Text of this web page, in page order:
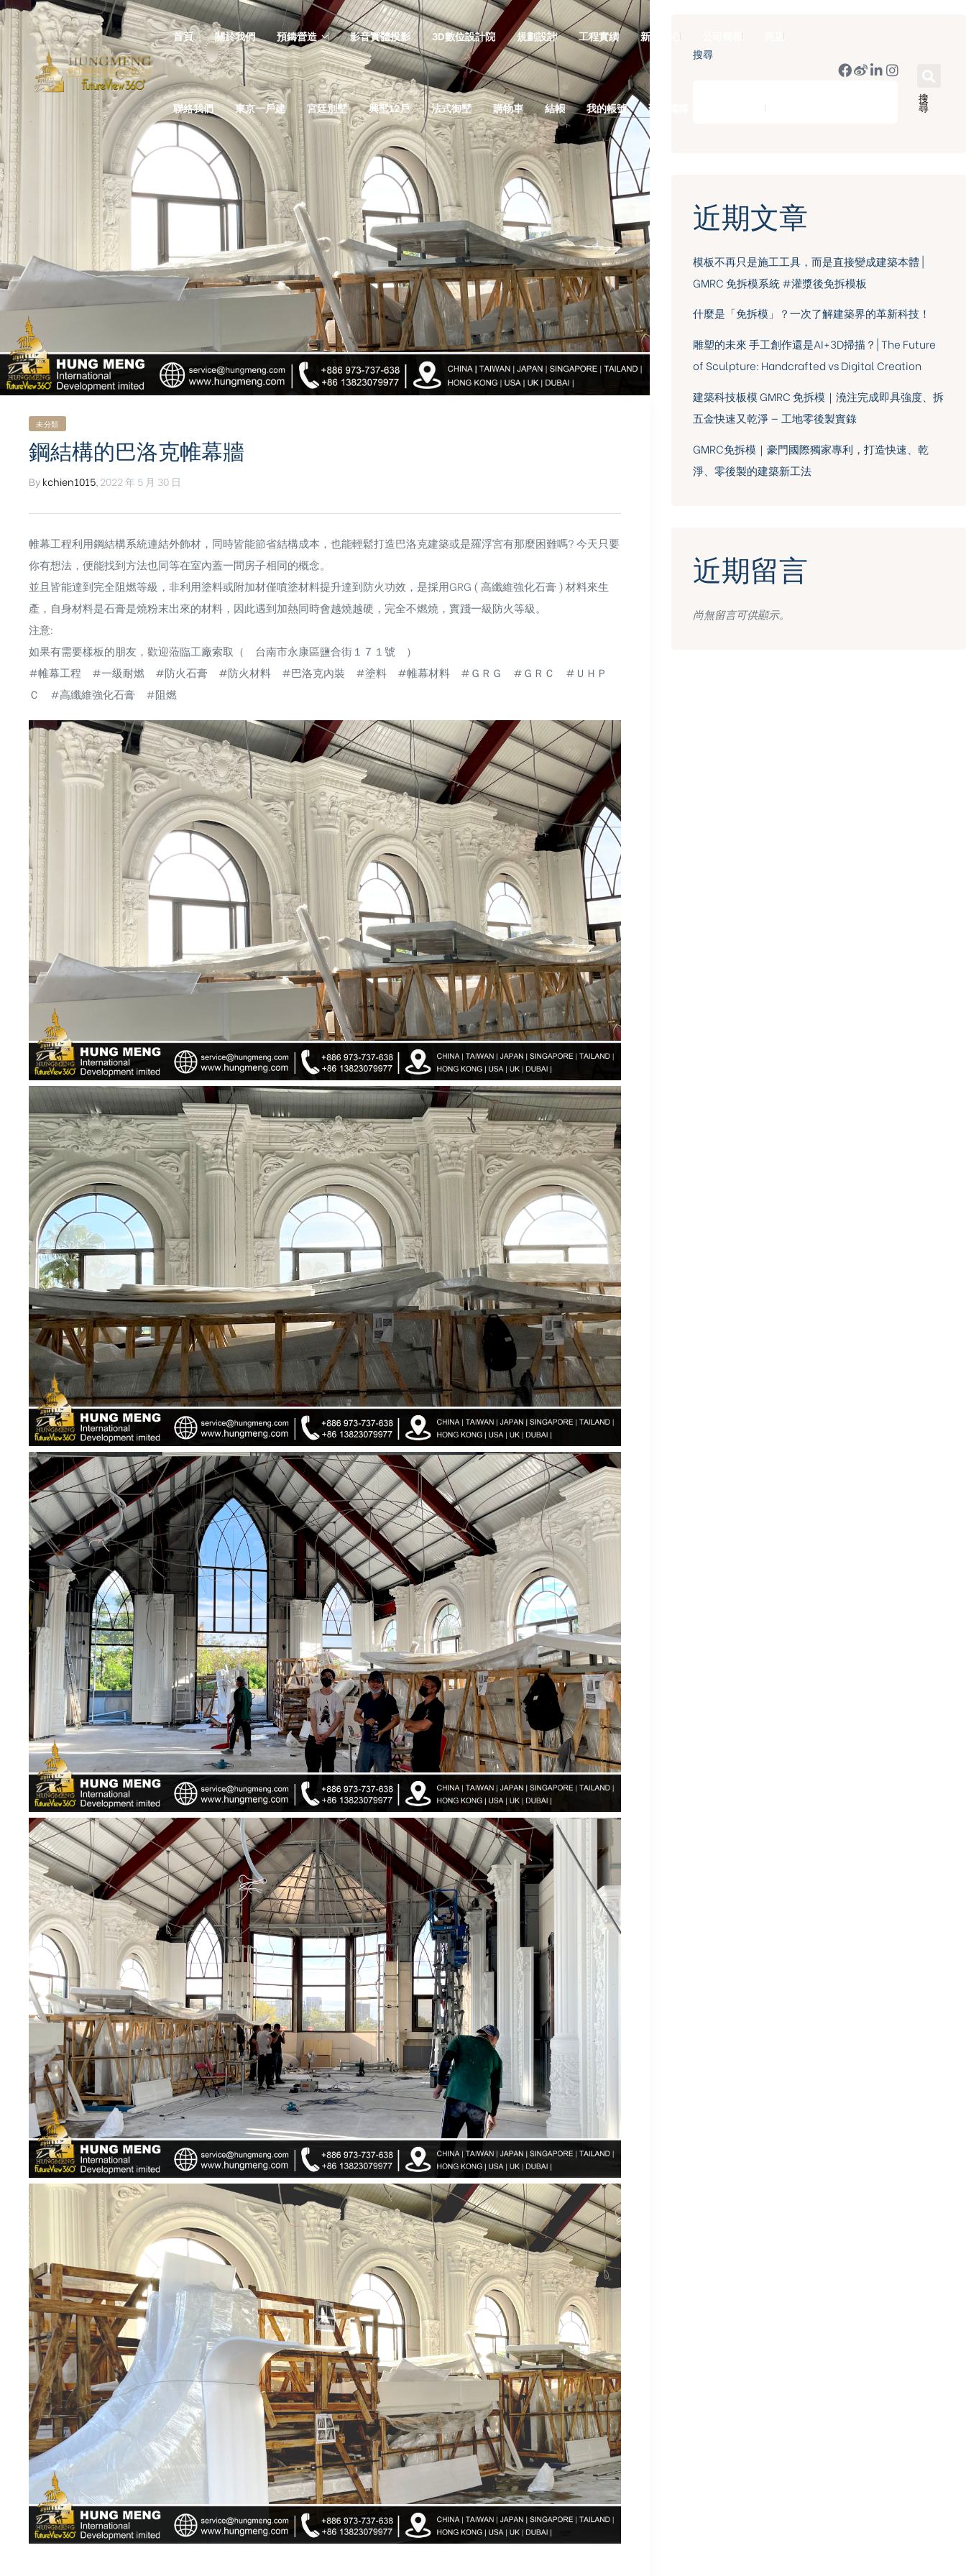
首頁 關於我們 預鑄營造 影音實體投影 3D數位設計院 規劃設計 工程實績 新聞中心 公司簡報 商店
聯絡我們 東京一戶建 宮廷別墅 興墅12戶 法式御墅 購物車 結帳 我的帳號 豪門國際 ｜ 50週年里程碑
未分類
鋼結構的巴洛克帷幕牆
Bykchien1015 2022 年 5 月 30 日
帷幕工程利用鋼結構系統連結外飾材，同時皆能節省結構成本，也能輕鬆打造巴洛克建築或是羅浮宮有那麼困難嗎? 今天只要
你有想法，便能找到方法也同等在室內蓋一間房子相同的概念。
並且皆能達到完全阻燃等級，非利用塗料或附加材僅噴塗材料提升達到防火功效，是採用GRG ( 高纖維強化石膏 ) 材料來生
產，自身材料是石膏是燒粉末出來的材料，因此遇到加熱同時會越燒越硬，完全不燃燒，實踐一級防火等級。
注意:
如果有需要樣板的朋友，歡迎蒞臨工廠索取（ 台南市永康區鹽合街１７１號 ）
#帷幕工程
#一級耐燃 #防火石膏 #防火材料 #巴洛克內裝 #塗料 #帷幕材料 #ＧＲＧ #ＧＲＣ
#ＵＨＰ
Ｃ
#高纖維強化石膏 #阻燃
搜尋
搜
尋
近期文章
模板不再只是施工工具，而是直接變成建築本體 |
GMRC 免拆模系統 #灌漿後免拆模板
什麼是「免拆模」？一次了解建築界的革新科技！
雕塑的未來 手工創作還是AI+3D掃描？| The Future
of Sculpture: Handcrafted vs Digital Creation
建築科技板模 GMRC 免拆模｜澆注完成即具強度、拆
五金快速又乾淨 — 工地零後製實錄
GMRC免拆模｜豪門國際獨家專利，打造快速、乾
淨、零後製的建築新工法
近期留言
尚無留言可供顯示。
含日本